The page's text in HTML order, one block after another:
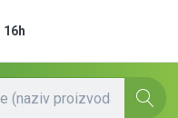
16h